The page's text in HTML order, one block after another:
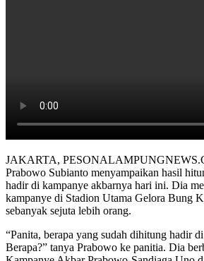
JAKARTA,
Prabowo Subianto menyampaikan hasil
hadir di kampanye akbarnya hari ini. Dia
kampanye di Stadion Utama Gelora Bung
sebanyak sejuta lebih orang.
“Panita, berapa yang sudah dihitung hadir
Berapa?” tanya Prabowo ke panitia. Dia